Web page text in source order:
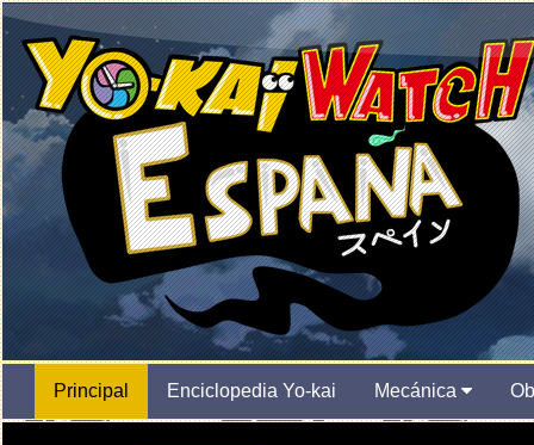
Principal Enciclopedia Yo-kai Mecánica